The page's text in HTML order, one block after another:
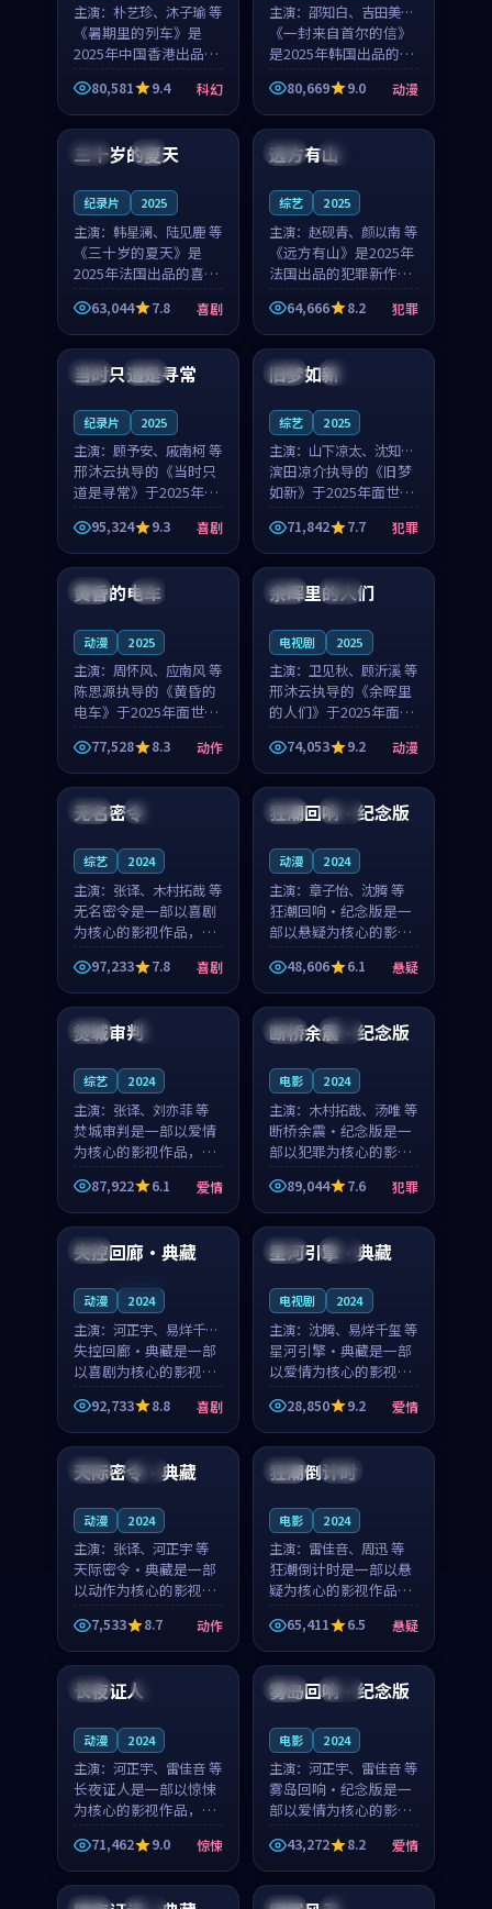
主演： 朴艺珍、沐子瑜 等
《暑期里的列车》是
2025年中国香港出品的
科幻新作，主创团队希
望用城市夜归人的故事
让观众停下来想一想。
朴艺珍领衔，沐子瑜担
任重要角色，郑书延的
80,581 9.4 科幻
主演： 邵知白、吉田美琴
等
《一封来自首尔的信》
是2025年韩国出品的动
漫新作，主创团队希望
用高考往事的故事让观
众停下来想一想。邵知
重要角色，谢承南的
80,669 9.0 动漫
法国 4K
三十岁的夏天
纪录片 2025
主演： 韩星澜、陆见鹿 等
《三十岁的夏天》是
2025年法国出品的喜剧
新作，主创团队希望用
深夜电台的故事让观众
停下来想一想。韩星澜
角色，山田纯一的叙事
63,044 7.8 喜剧
法国 独播
远方有山
综艺 2025
主演： 赵砚青、颜以南 等
《远方有山》是2025年
法国出品的犯罪新作，
主创团队希望用高校追
梦的故事让观众停下来
想一想。赵砚青领衔，
颜以南担任重要角色，
山田纯一的叙事节奏
64,666 8.2 犯罪
泰国 杜比
当时只道是寻常
纪录片 2025
主演： 顾予安、戚南柯 等
邢沐云执导的《当时只
道是寻常》于2025年面
世，泰国的城市气质与
母女情深的人物心境共
同构筑了影片基调。顾
予安、戚南柯用细腻的
表演撑起整部喜剧电
95,324 9.3 喜剧
中国 高分
旧梦如新
综艺 2025
主演： 山下凉太、沈知韵
等
滨田凉介执导的《旧梦
如新》于2025年面世，
中国台湾的城市气质与
异国相遇的人物心境共
同构筑了影片基调。山
下凉太、沈知韵用细腻
的表演撑起整部犯罪
71,842 7.7 犯罪
日本 4K
黄昏的电车
动漫 2025
主演： 周怀风、应南风 等
陈思源执导的《黄昏的
电车》于2025年面世，
日本的城市气质与渔村
故事的人物心境共同构
筑了影片基调。周怀
风、应南风用细腻的表
演撑起整部动作电影，
77,528 8.3 动作
泰国 完结
余晖里的人们
电视剧 2025
主演： 卫见秋、顾沂溪 等
邢沐云执导的《余晖里
的人们》于2025年面
世，泰国的城市气质与
小镇生活的人物心境共
同构筑了影片基调。卫
见秋、顾沂溪用细腻的
表演撑起整部动漫电
74,053 9.2 动漫
法国 院线
无名密令
综艺 2024
主演： 张译、木村拓哉 等
无名密令是一部以喜剧
为核心的影视作品，围
绕危机、反转与人物成
长展开，整体节奏紧
凑，值得推荐观看。
97,233 7.8 喜剧
美国 独播
狂潮回响·纪念版
动漫 2024
主演： 章子怡、沈腾 等
狂潮回响·纪念版是一
部以悬疑为核心的影视
作品，围绕危机、反转
与人物成长展开，整体
节奏紧凑，值得推荐观
看。
48,606 6.1 悬疑
中国 4K
焚城审判
综艺 2024
主演： 张译、刘亦菲 等
焚城审判是一部以爱情
为核心的影视作品，围
绕危机、反转与人物成
长展开，整体节奏紧
凑，值得推荐观看。
87,922 6.1 爱情
法国 高分
断桥余震·纪念版
电影 2024
主演： 木村拓哉、汤唯 等
断桥余震·纪念版是一
部以犯罪为核心的影视
作品，围绕危机、反转
与人物成长展开，整体
节奏紧凑，值得推荐观
看。
89,044 7.6 犯罪
中国
失控回廊·典藏
动漫 2024
主演： 河正宇、易烊千玺
等
失控回廊·典藏是一部
以喜剧为核心的影视作
品，围绕危机、反转与
人物成长展开，整体节
奏紧凑，值得推荐观
92,733 8.8 喜剧
韩国 高分
星河引擎·典藏
电视剧 2024
主演： 沈腾、易烊千玺 等
星河引擎·典藏是一部
以爱情为核心的影视作
品，围绕危机、反转与
人物成长展开，整体节
奏紧凑，值得推荐观
看。
28,850 9.2 爱情
中国 院线
天际密令·典藏
动漫 2024
主演： 张译、河正宇 等
天际密令·典藏是一部
以动作为核心的影视作
品，围绕危机、反转与
人物成长展开，整体节
奏紧凑，值得推荐观
看。
7,533 8.7 动作
韩国 高分
狂潮倒计时
电影 2024
主演： 雷佳音、周迅 等
狂潮倒计时是一部以悬
疑为核心的影视作品，
围绕危机、反转与人物
成长展开，整体节奏紧
凑，值得推荐观看。
65,411 6.5 悬疑
中国
长夜证人
动漫 2024
主演： 河正宇、雷佳音 等
长夜证人是一部以惊悚
为核心的影视作品，围
绕危机、反转与人物成
长展开，整体节奏紧
凑，值得推荐观看。
71,462 9.0 惊悚
法国 热播
雾岛回响·纪念版
电影 2024
主演： 河正宇、雷佳音 等
雾岛回响·纪念版是一
部以爱情为核心的影视
作品，围绕危机、反转
与人物成长展开，整体
节奏紧凑，值得推荐观
看。
43,272 8.2 爱情